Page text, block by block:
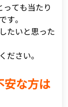
ても当たり
す。
たいと思った
ださい。
安な方は